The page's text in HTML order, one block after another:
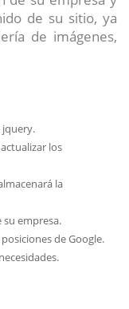
de su sitio, ya
de imágenes,
jquery.
los
la
empresa.
de Google.